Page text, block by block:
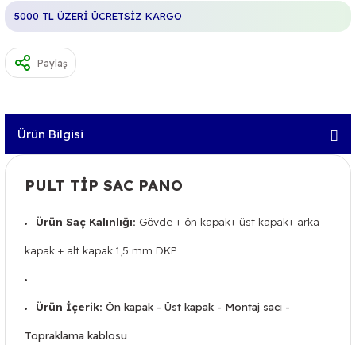
5000 TL ÜZERİ ÜCRETSİZ KARGO
Paylaş
Ürün Bilgisi
PULT TİP SAC PANO
Ürün Saç Kalınlığı: Gövde + ön kapak+ üst kapak+ arka
kapak + alt kapak:1,5 mm DKP
Ürün İçerik: Ön kapak - Üst kapak - Montaj sacı -
Topraklama kablosu